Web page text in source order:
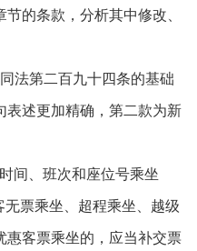
的条款，分析其中修改、
法第二百九十四条的基础
表述更加精确，第二款为新
间、班次和座位号乘坐
无票乘坐、超程乘坐、越级
惠客票乘坐的，应当补交票